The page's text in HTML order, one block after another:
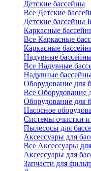
Детские бассейны
Все Детские
Детские бассейны
Каркасные
Все Каркасные
Каркасные
Надувные
Все Надувные
Надувные
Оборудование для
Все Оборудование
Оборудование для
Насосное
Системы очистки
Пылесосы для
Аксессуары для
Все Аксессуары
Аксессуары для
Запчасти для